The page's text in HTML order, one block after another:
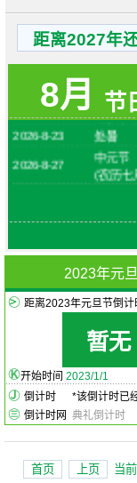
距离2027年
8月 节
2026-8-1 建军节
2026-8-6
火把节
(农历六
四)
2026-8-7
立秋
2026-8-19
七夕节
2026-8-23
处暑
2026-8-27
中元节
(农历七
2023年元
距离2023年元旦节倒计
暂无
开始时间 2023/1/1
倒计时
*该倒计时已
倒计时网 典礼倒计时
首页 上页 当